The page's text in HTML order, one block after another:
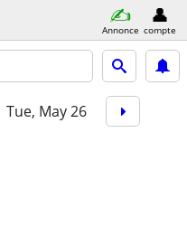
Annonce compte
Tue, May 26